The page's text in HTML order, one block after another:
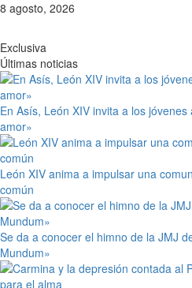
Saltar
8 agosto, 2026
Exclusiva
Últimas noticias
En Asís, León XIV invita a los
amor»
León XIV anima a impulsar una
común
Se da a conocer el himno de la JMJ
Mundum»